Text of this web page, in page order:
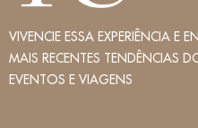
VIVENCIE ESSA EXPERIÊNCIA E
MAIS RECENTES TENDÊNCIAS
EVENTOS E VIAGENS